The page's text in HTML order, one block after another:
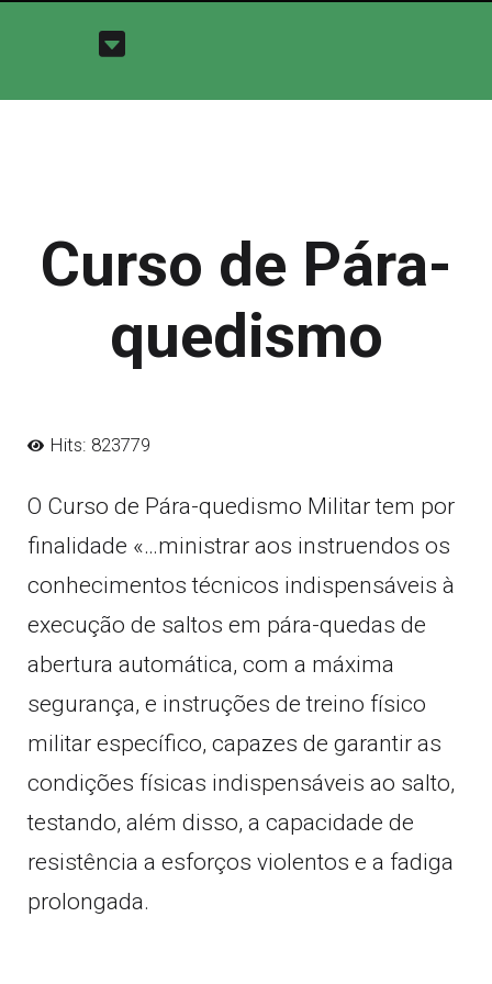
Curso de Pára-
quedismo
Hits: 823779
O Curso de Pára-quedismo Militar tem por
finalidade «…ministrar aos instruendos os
conhecimentos técnicos indispensáveis à
execução de saltos em pára-quedas de
abertura automática, com a máxima
segurança, e instruções de treino físico
militar específico, capazes de garantir as
condições físicas indispensáveis ao salto,
testando, além disso, a capacidade de
resistência a esforços violentos e a fadiga
prolongada.